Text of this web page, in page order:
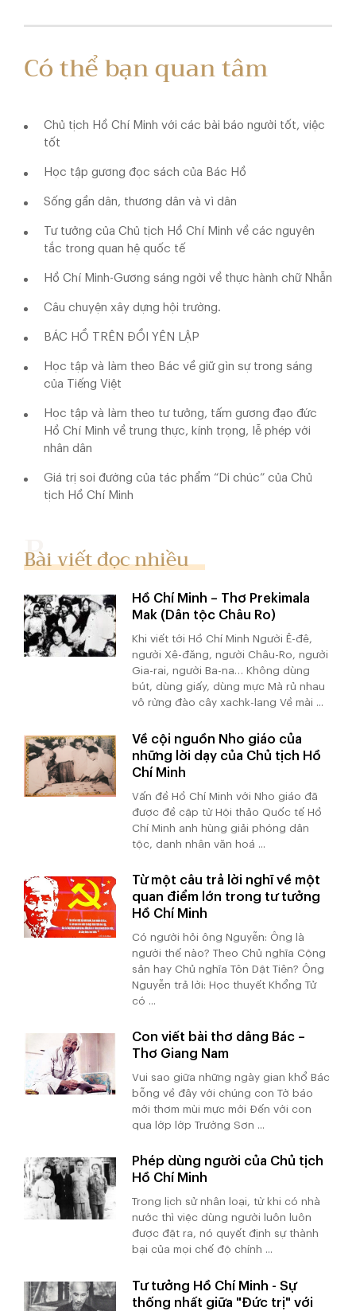
Có thể bạn quan tâm
Chủ tịch Hồ Chí Minh với các bài báo người tốt, việc
tốt
Học tập gương đọc sách của Bác Hồ
Sống gần dân, thương dân và vì dân
Tư tưởng của Chủ tịch Hồ Chí Minh về các nguyên
tắc trong quan hệ quốc tế
Hồ Chí Minh-Gương sáng ngời về thực hành chữ Nhẫn
Câu chuyện xây dựng hội trường.
BÁC HỒ TRÊN ĐỒI YÊN LẬP
Học tập và làm theo Bác về giữ gìn sự trong sáng
của Tiếng Việt
Học tập và làm theo tư tưởng, tấm gương đạo đức
Hồ Chí Minh về trung thực, kính trọng, lễ phép với
nhân dân
Giá trị soi đường của tác phẩm “Di chúc” của Chủ
tịch Hồ Chí Minh
Bài viết đọc nhiều
Hồ Chí Minh – Thơ Prekimala
Mak (Dân tộc Châu Ro)
Khi viết tới Hồ Chí Minh Người Ê-đê,
người Xê-đăng, người Châu-Ro, người
Gia-rai, người Ba-na… Không dùng
bút, dùng giấy, dùng mực Mà rủ nhau
vô rừng đào cây xachk-lang Về mài ...
Về cội nguồn Nho giáo của
những lời dạy của Chủ tịch Hồ
Chí Minh
Vấn đề Hồ Chí Minh với Nho giáo đã
được đề cập từ Hội thảo Quốc tế Hồ
Chí Minh anh hùng giải phóng dân
tộc, danh nhân văn hoá ...
Từ một câu trả lời nghĩ về một
quan điểm lớn trong tư tưởng
Hồ Chí Minh
Có người hỏi ông Nguyễn: Ông là
người thế nào? Theo Chủ nghĩa Cộng
sản hay Chủ nghĩa Tôn Dật Tiên? Ông
Nguyễn trả lời: Học thuyết Khổng Tử
có ...
Con viết bài thơ dâng Bác –
Thơ Giang Nam
Vui sao giữa những ngày gian khổ Bác
bỗng về đây với chúng con Tờ báo
mới thơm mùi mực mới Đến với con
qua lớp lớp Trường Sơn ...
Phép dùng người của Chủ tịch
Hồ Chí Minh
Trong lịch sử nhân loại, từ khi có nhà
nước thì việc dùng người luôn luôn
được đặt ra, nó quyết định sự thành
bại của mọi chế độ chính ...
Tư tưởng Hồ Chí Minh - Sự
thống nhất giữa "Đức trị" với